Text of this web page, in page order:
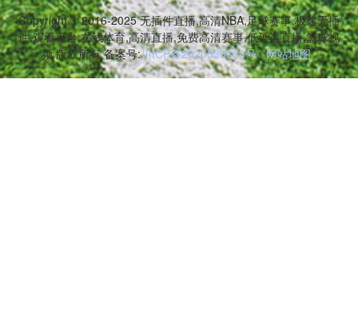
Copyright © 2016-2025 无插件直播,高清NBA,足球赛事,极速无插
件,观看平台,在线体育,高清直播,免费高清赛事,低延迟直播,篮球视
频 版权所有 备案号:川ICP备2020036383号 网站地图